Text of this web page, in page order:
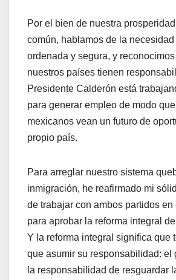
Por el bien de nuestra
común, hablamos de la
ordenada y segura, y
nuestros países tienen
Presidente Calderón está
para generar empleo de modo
mexicanos vean un futuro de
propio país.
Para arreglar nuestro sistema
inmigración, he reafirmado mi
de trabajar con ambos partidos
para aprobar la reforma integral
Y la reforma integral significa que
que asumir su responsabilidad: el
la responsabilidad de resguardar